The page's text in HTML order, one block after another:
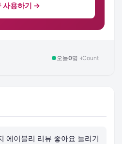
사용하기 →
● 오늘0명 ·iCount
에이블리 리뷰 좋아요 늘리기